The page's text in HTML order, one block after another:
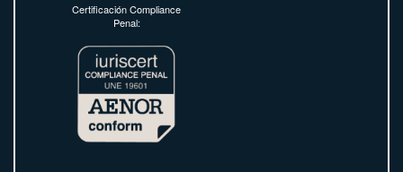
Certificación Compliance
Penal: